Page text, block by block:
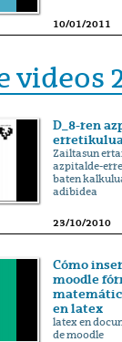
10/01/2011
videos
D_8-ren
erretikulua
Zailtasun
azpitalde-
baten
adibidea
23/10/2010
Cómo
moodle
en latex
latex en
de moodle